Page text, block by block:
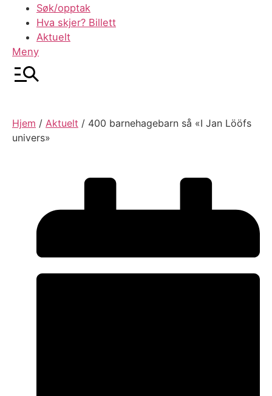
Søk/opptak
Hva skjer? Billett
Aktuelt
Meny
Hjem / Aktuelt / 400 barnehagebarn så «I Jan Lööfs
univers»